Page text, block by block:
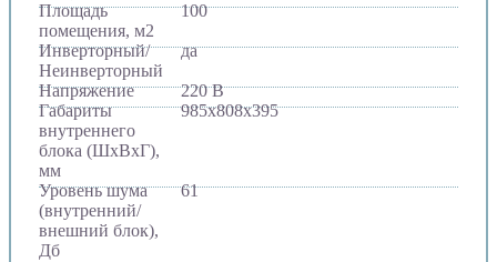
Площадь
помещения, м2
100
Инверторный/
Неинверторный
да
Напряжение
220 В
Габариты
внутреннего
блока (ШхВхГ),
мм
985х808х395
Уровень шума
(внутренний/
внешний блок),
Дб
61